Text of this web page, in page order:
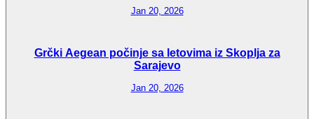
Jan 20, 2026
Grčki Aegean počinje sa letovima iz Skoplja za
Sarajevo
Jan 20, 2026